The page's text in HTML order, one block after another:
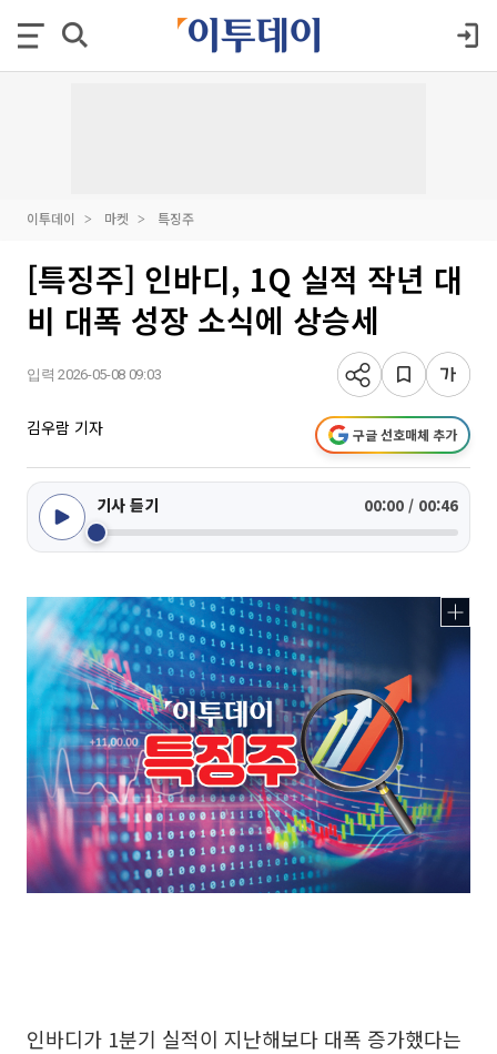
이투데이 마켓 특징주
[특징주] 인바디, 1Q 실적 작년 대
비 대폭 성장 소식에 상승세
입력 2026-05-08 09:03
김우람 기자 구글 선호매체 추가
기사 듣기 00:00 / 00:46
인바디가 1분기 실적이 지난해보다 대폭 증가했다는